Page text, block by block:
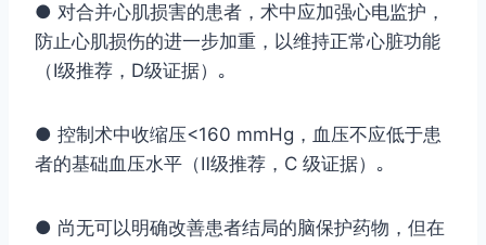
● 对合并心肌损害的患者，术中应加强心电监护，
防止心肌损伤的进一步加重，以维持正常心脏功能
（Ⅰ级推荐，D级证据）｡
● 控制术中收缩压<160 mmHg，血压不应低于患
者的基础血压水平（Ⅱ级推荐，C 级证据）｡
● 尚无可以明确改善患者结局的脑保护药物，但在